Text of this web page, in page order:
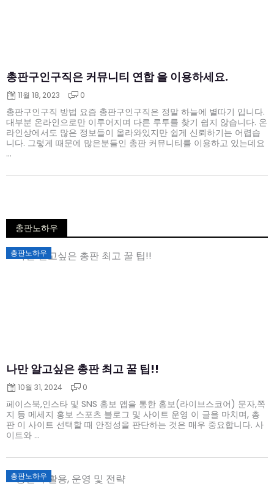
총판구인구직은 커뮤니티 연합 을 이용하세요.
11월 18, 2023 0
총판구인구직 방법 요즘 총판구인구직은 정말 하늘에 별따기 입니다.
대부분 온라인으로만 이루어지며 다른 루투를 찾기 쉽지 않습니다. 온
라인상에서도 많은 정보들이 올라와있지만 쉽게 신뢰하기는 어렵습
니다. 그렇게 때문에 많은분들인 총판 커뮤니티를 이용하고 있는데요
...
총판노하우
총판노하우
나만 알고싶은 총판 최고 꿀 팁!!
Posted
on
10월 31, 2024 0
페이스북,인스타 및 SNS 홍보 앱을 통한 홍보(라이브스코어) 문자,쪽
지 등 메세지 홍보 스포츠 블로그 및 사이트 운영 이 글을 마치며, 총
판 이 사이트 선택할 때 안정성을 판단하는 것은 매우 중요합니다. 사
이트와 ...
총판노하우
Posted
on